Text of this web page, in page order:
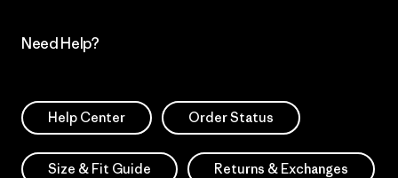
Need Help?
Help Center Order Status
Size & Fit Guide Returns & Exchanges